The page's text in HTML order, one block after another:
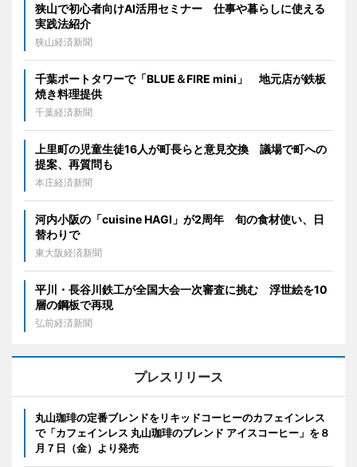
狭山で初心者向けAI活用セミナー 仕事や暮らしに使える
実践法紹介
狭山経済新聞
千葉ポートタワーで「BLUE＆FIRE mini」 地元店が鉄板
焼き料理提供
千葉経済新聞
上里町の児童生徒16人が町長らと意見交換 議場で町への
提案、再質問も
本庄経済新聞
河内小阪の「cuisine HAGI」が2周年 旬の食材使い、日
替わりで
東大阪経済新聞
平川・長谷川鉄工が全国大会一次審査に挑む 浮世絵を10
層の鋼板で再現
弘前経済新聞
プレスリリース
丸山珈琲の定番ブレンドをリキッドコーヒーのカフェインレス
で「カフェインレス 丸山珈琲のブレンド アイスコーヒー」を８
月７日（金）より発売